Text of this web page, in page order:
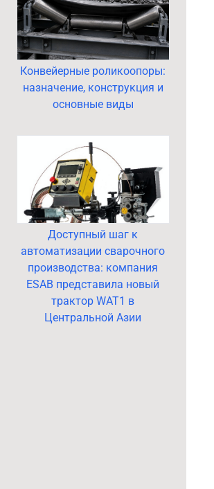
Конвейерные роликоопоры:
назначение, конструкция и
основные виды
Доступный шаг к
автоматизации сварочного
производства: компания
ESAB представила новый
трактор WAT1 в
Центральной Азии